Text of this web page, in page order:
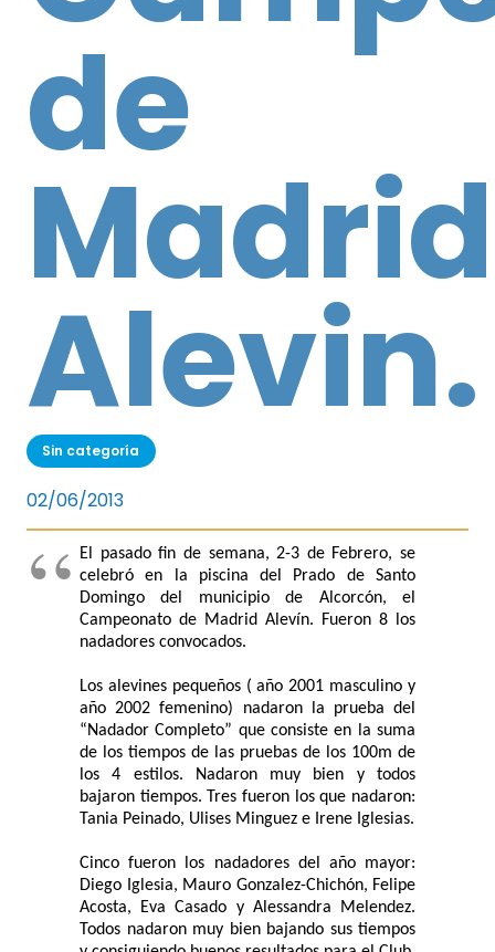
de
Madrid
Alevin.
Sin categoría
02/06/2013
El pasado fin de semana, 2-3 de Febrero, se
celebró en la piscina del Prado de Santo
Domingo del municipio de Alcorcón, el
Campeonato de Madrid Alevín. Fueron 8 los
nadadores convocados.
Los alevines pequeños ( año 2001 masculino y
año 2002 femenino) nadaron la prueba del
“Nadador Completo” que consiste en la suma
de los tiempos de las pruebas de los 100m de
los 4 estilos. Nadaron muy bien y todos
bajaron tiempos. Tres fueron los que nadaron:
Tania Peinado, Ulises Minguez e Irene Iglesias.
Cinco fueron los nadadores del año mayor:
Diego Iglesia, Mauro Gonzalez-Chichón, Felipe
Acosta, Eva Casado y Alessandra Melendez.
Todos nadaron muy bien bajando sus tiempos